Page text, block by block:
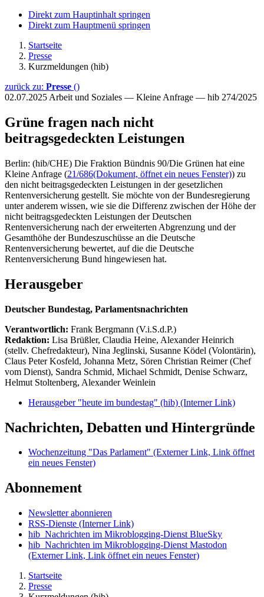
Direkt zum Hauptinhalt springen
Direkt zum Hauptmenü springen
Startseite
Presse
Kurzmeldungen (hib)
zurück zu: Presse ()
02.07.2025 Arbeit und Soziales — Kleine Anfrage — hib 274/2025
Grüne fragen nach nicht
beitragsgedeckten Leistungen
Berlin: (hib/CHE) Die Fraktion Bündnis 90/Die Grünen hat eine
Kleine Anfrage (21/686(Dokument, öffnet ein neues Fenster)) zu
den nicht beitragsgedeckten Leistungen in der gesetzlichen
Rentenversicherung gestellt. Sie möchte von der Bundesregierung
unter anderem wissen, wie sie die Differenz zwischen der Höhe der
nicht beitragsgedeckten Leistungen der Deutschen
Rentenversicherung nach der erweiterten Abgrenzung und der
Gesamthöhe der Bundeszuschüsse an die Deutsche
Rentenversicherung bewertet, auf die die Deutsche
Rentenversicherung Bund hingewiesen hat.
Herausgeber
Deutscher Bundestag, Parlamentsnachrichten
Verantwortlich: Frank Bergmann (V.i.S.d.P.)
Redaktion: Lisa Brüßler, Claudia Heine, Alexander Heinrich
(stellv. Chefredakteur), Nina Jeglinski, Susanne Ködel (Volontärin),
Claus Peter Kosfeld, Johanna Metz, Sören Christian Reimer (Chef
vom Dienst), Sandra Schmid, Michael Schmidt, Denise Schwarz,
Helmut Stoltenberg, Alexander Weinlein
Herausgeber "heute im bundestag" (hib) (Interner Link)
Nachrichten, Debatten und Hintergründe
Wochenzeitung "Das Parlament" (Externer Link, Link öffnet
ein neues Fenster)
Abonnement
Newsletter abonnieren
RSS-Dienste (Interner Link)
hib_Nachrichten im Mikroblogging-Dienst BlueSky
hib_Nachrichten im Mikroblogging-Dienst Mastodon
(Externer Link, Link öffnet ein neues Fenster)
Startseite
Presse